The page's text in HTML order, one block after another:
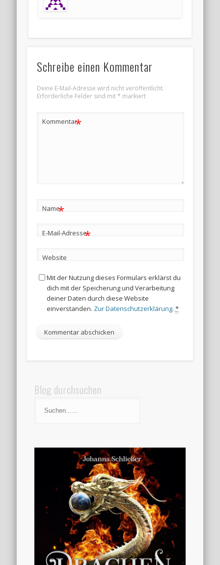
Schreibe einen Kommentar
Deine E-Mail-Adresse wird nicht veröffentlicht.
Erforderliche Felder sind mit* markiert
Kommentar*
Name*
E-Mail-Adresse*
Website
Mit der Nutzung dieses Formulars erklärst du
dich mit der Speicherung und Verarbeitung
deiner Daten durch diese Website
einverstanden. Zur Datenschutzerklärung. *
Blog durchsuchen